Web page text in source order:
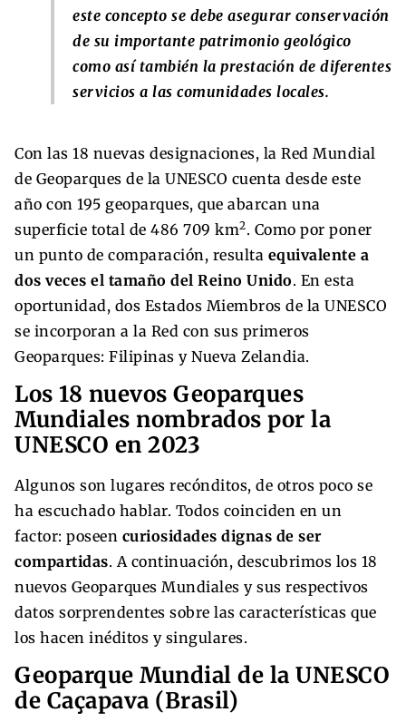
este concepto se debe asegurar conservación
de su importante patrimonio geológico
como así también la prestación de diferentes
servicios a las comunidades locales.
Con las 18 nuevas designaciones, la Red Mundial
de Geoparques de la UNESCO cuenta desde este
año con 195 geoparques, que abarcan una
superficie total de 486 709 km2. Como por poner
un punto de comparación, resulta equivalente a
dos veces el tamaño del Reino Unido. En esta
oportunidad, dos Estados Miembros de la UNESCO
se incorporan a la Red con sus primeros
Geoparques: Filipinas y Nueva Zelandia.
Los 18 nuevos Geoparques
Mundiales nombrados por la
UNESCO en 2023
Algunos son lugares recónditos, de otros poco se
ha escuchado hablar. Todos coinciden en un
factor: poseen curiosidades dignas de ser
compartidas. A continuación, descubrimos los 18
nuevos Geoparques Mundiales y sus respectivos
datos sorprendentes sobre las características que
los hacen inéditos y singulares.
Geoparque Mundial de la UNESCO
de Caçapava (Brasil)